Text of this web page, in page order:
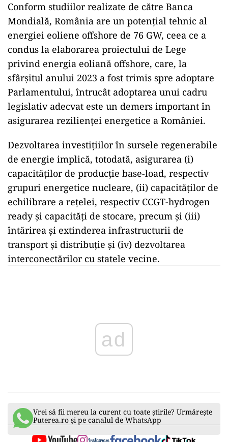
Conform studiilor realizate de către Banca
Mondială, România are un potențial tehnic al
energiei eoliene offshore de 76 GW, ceea ce a
condus la elaborarea proiectului de Lege
privind energia eoliană offshore, care, la
sfârșitul anului 2023 a fost trimis spre adoptare
Parlamentului, întrucât adoptarea unui cadru
legislativ adecvat este un demers important în
asigurarea rezilienței energetice a României.
Dezvoltarea investițiilor în sursele regenerabile
de energie implică, totodată, asigurarea (i)
capacităților de producție base-load, respectiv
grupuri energetice nucleare, (ii) capacităților de
echilibrare a rețelei, respectiv CCGT-hydrogen
ready și capacități de stocare, precum și (iii)
întărirea și extinderea infrastructurii de
transport și distribuție și (iv) dezvoltarea
interconectărilor cu statele vecine.
ad
Vrei să fii mereu la curent cu toate știrile? Urmărește
Puterea.ro și pe canalul de WhatsApp